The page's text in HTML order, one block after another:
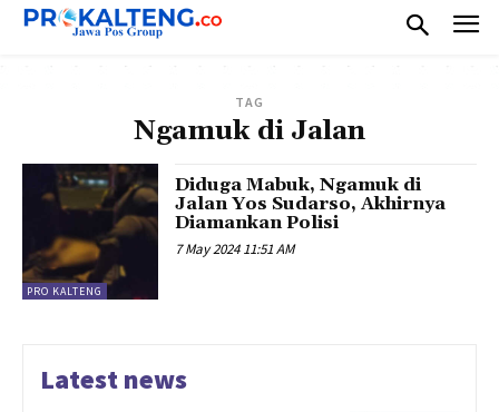
TAG
Ngamuk di Jalan
PRO KALTENG
Diduga Mabuk, Ngamuk di
Jalan Yos Sudarso, Akhirnya
Diamankan Polisi
7 May 2024 11:51 AM
Latest news